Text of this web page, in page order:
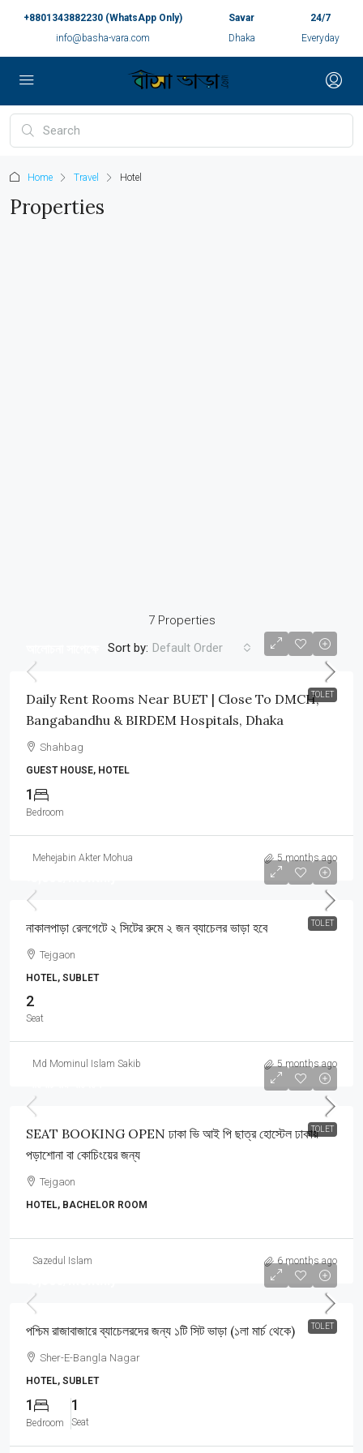
+8801343882230 (WhatsApp Only)
info@basha-vara.com
Savar
Dhaka
24/7
Everyday
Home Travel Hotel
Properties
7 Properties
Sort by: Default Order
TOLET
Daily Rent Rooms Near BUET | Close To DMCH,
Bangabandhu & BIRDEM Hospitals, Dhaka
Shahbag
GUEST HOUSE, HOTEL
1
Bedroom
Mehejabin Akter Mohua 5 months ago
TOLET
নাকালপাড়া রেলগেটে ২ সিটের রুমে ২ জন ব্যাচেলর ভাড়া হবে
Tejgaon
HOTEL, SUBLET
2
Seat
Md Mominul Islam Sakib 5 months ago
TOLET
SEAT BOOKING OPEN ঢাকা ভি আই পি ছাত্র হোস্টেল ঢাকায়
পড়াশোনা বা কোচিংয়ের জন্য
Tejgaon
HOTEL, BACHELOR ROOM
Sazedul Islam 6 months ago
TOLET
পশ্চিম রাজাবাজারে ব্যাচেলরদের জন্য ১টি সিট ভাড়া (১লা মার্চ থেকে)
Sher-E-Bangla Nagar
HOTEL, SUBLET
1
Bedroom
1
Seat